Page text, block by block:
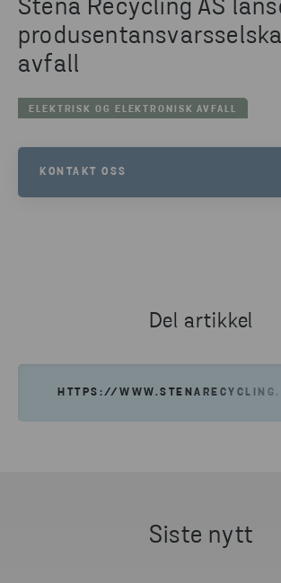
Stena Recycling AS
avfall
ELEKTRISK OG ELEKTRONISK AVFALL
KONTAKT OSS
Del artikkel
HTTPS://
Siste nytt